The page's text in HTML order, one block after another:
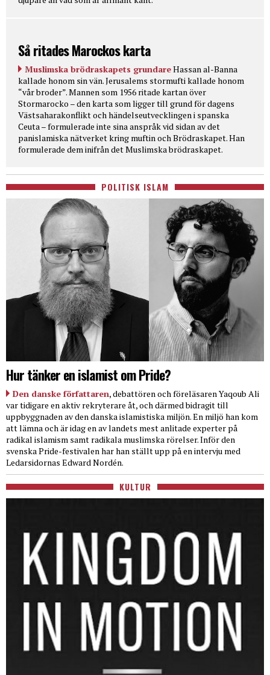
Så ritades Marockos karta
Muslimska brödraskapets grundareHassan al-Banna
kallade honom sin vän. Jerusalems stormufti kallade honom
“vår broder”. Mannen som 1956 ritade kartan över
Stormarocko – den karta som ligger till grund för dagens
Västsaharakonflikt och händelseutvecklingen i spanska
Ceuta – formulerade inte sina anspråk vid sidan av det
panislamiska nätverket kring muftin och Brödraskapet. Han
formulerade dem inifrån det Muslimska brödraskapet.
POLITISK ISLAM
Hur tänker en islamist om Pride?
Den danske författaren, debattören och föreläsaren Yaqoub Ali
var tidigare en aktiv rekryterare åt, och därmed bidragit till
uppbyggnaden av den danska islamistiska miljön. En miljö han kom
att lämna och är idag en av landets mest anlitade experter på
radikal islamism samt radikala muslimska rörelser. Inför den
svenska Pride-festivalen har han ställt upp på en intervju med
Ledarsidornas Edward Nordén.
KULTUR